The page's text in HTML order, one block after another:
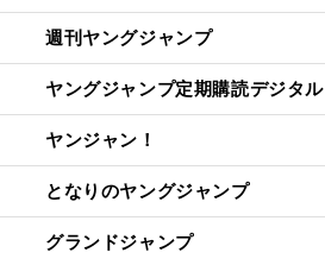
週刊ヤングジャンプ
ヤングジャンプ定期購読デジタル
ヤンジャン！
となりのヤングジャンプ
グランドジャンプ